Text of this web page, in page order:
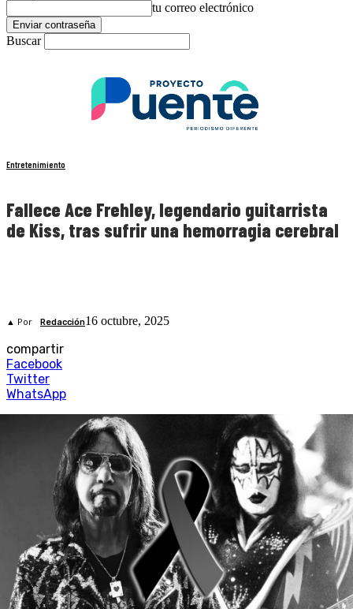
tu correo electrónico
Buscar
Entretenimiento
Fallece Ace Frehley, legendario guitarrista
de Kiss, tras sufrir una hemorragia cerebral
▲ Por Redacción16 octubre, 2025
compartir
Facebook
Twitter
WhatsApp